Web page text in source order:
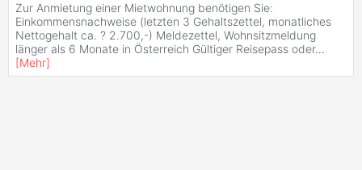
Zur Anmietung einer Mietwohnung benötigen Sie:
Einkommensnachweise (letzten 3 Gehaltszettel, monatliches
Nettogehalt ca. ? 2.700,-) Meldezettel, Wohnsitzmeldung
länger als 6 Monate in Österreich Gültiger Reisepass oder...
[Mehr]